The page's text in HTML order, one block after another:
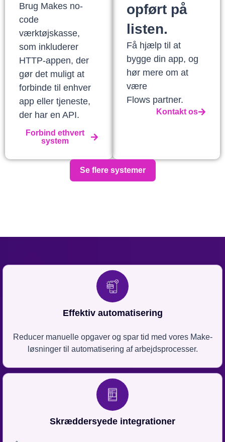
Brug Makes no-
code
værktøjskasse,
som inkluderer
HTTP-appen, der
gør det muligt at
forbinde til enhver
app eller tjeneste,
der har en API.
Forbind ethvert
system
opført på
listen.
Få hjælp til at
bygge din app, og
hør mere om at
være
Flows partner.
Kontakt os
Se flere systemer
Effektiv automatisering
Reducer manuelle opgaver og spar tid med vores Make-
løsninger til automatisering af arbejdsprocesser.
Skræddersyede integrationer